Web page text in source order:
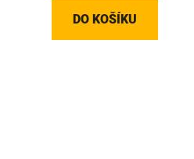
DO KOŠÍKU